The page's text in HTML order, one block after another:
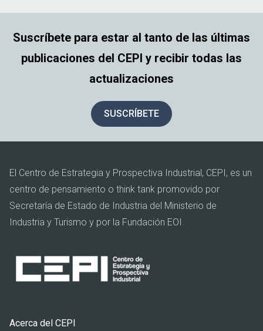
Suscríbete para estar al tanto de las últimas
publicaciones del CEPI y recibir todas las
actualizaciones
SUSCRÍBETE
El Centro de Estrategia y Prospectiva Industrial, CEPI, es un
centro de pensamiento o think tank promovido por
Secretaría de Estado de Industria del Ministerio de
Industria y Turismo y por la Fundación EOI.
Pie
Acerca del CEPI